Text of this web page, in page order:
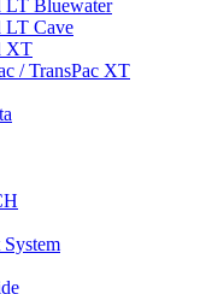
LT Bluewater
LT Cave
XT
/ TransPac XT